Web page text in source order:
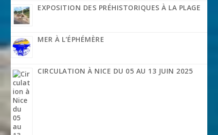
EXPOSITION DES PRÉHISTORIQUES À LA PLAGE
MER À L’ÉPHÉMÈRE
CIRCULATION À NICE DU 05 AU 13 JUIN 2025